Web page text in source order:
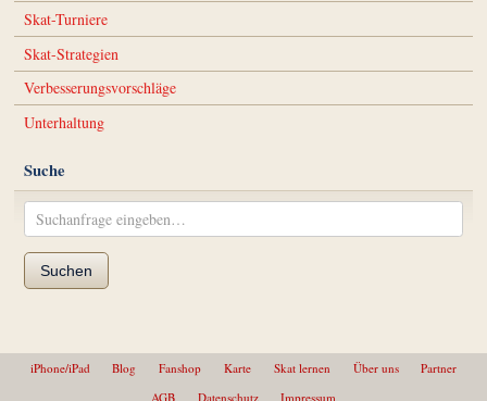
Skat-Turniere
Skat-Strategien
Verbesserungsvorschläge
Unterhaltung
Suche
Suchen
iPhone/iPad Blog Fanshop Karte Skat lernen Über uns
Partner
AGB
Datenschutz Impressum